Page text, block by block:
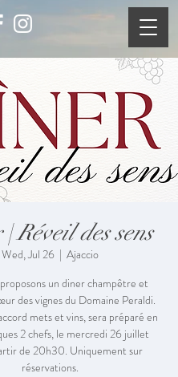
Réveil des sens
Wed, Jul 26
  |
Ajaccio
un diner champêtre et
des vignes du Domaine Peraldi.
mets et vins, sera préparé en
2 chefs, le mercredi 26 juillet
de 20h30. Uniquement sur
réservations.